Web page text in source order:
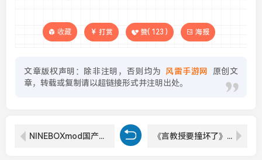
收藏 打赏 赞( 123 ) 海报
文章版权声明：除非注明，否则均为 风雷手游网
原创文
章，转载或复制请以超链接形式并注明出处。
NINEBOXmod国产精品能否满足玩家们的新一代需求与体验的挑战？ 《言教授要撞坏了》[流鼻血]：搞笑与深意并存的荒诞日常喜剧